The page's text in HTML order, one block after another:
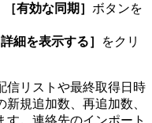
［有効な同期］ ボタンを
詳細を表示する］
をクリ
信リストや最終取得日時
規追加数、再追加数、
。連絡先のインポート